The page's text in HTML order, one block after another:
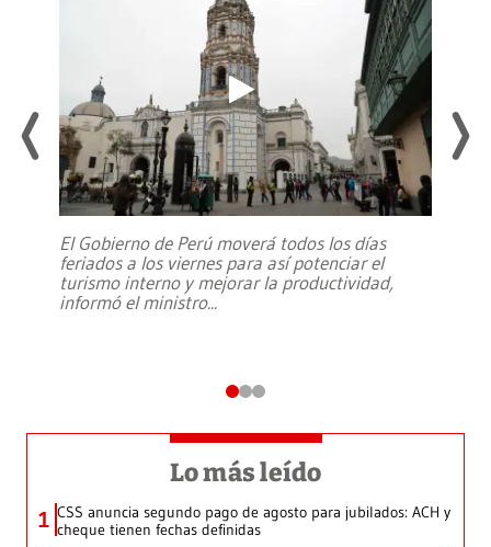
El Gobierno de Perú moverá todos los días
feriados a los viernes para así potenciar el
turismo interno y mejorar la productividad,
informó el ministro...
Lo más leído
1 CSS anuncia segundo pago de agosto para jubilados: ACH y
cheque tienen fechas definidas